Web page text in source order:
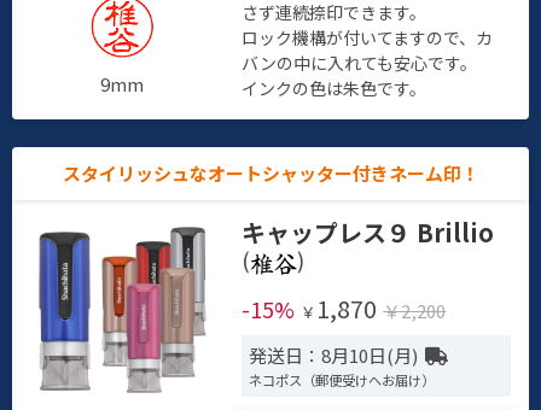
9mm
さず連続捺印できます。
ロック機構が付いてますので、カ
バンの中に入れても安心です。
インクの色は朱色です。
スタイリッシュなオートシャッター付きネーム印！
キャップレス９ Brillio
(
)
-15% ￥ 1,870 ￥2,200
発送日：8月10日(月)
ネコポス（郵便受けへお届け）